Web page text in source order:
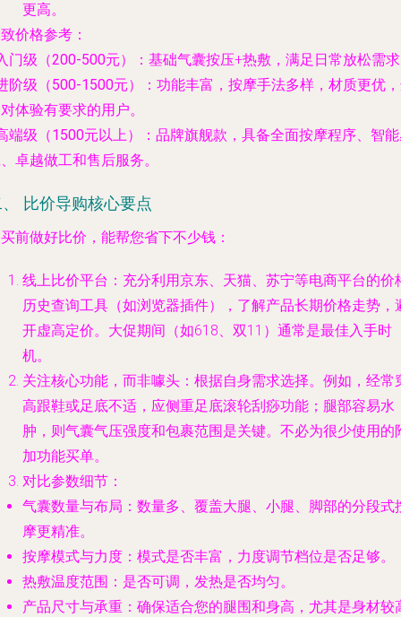
更高。
价格参考 ：
门级（200-500元）
：基础气囊按压+热敷，满足日常放松需
阶级（500-1500元）
：功能丰富，按摩手法多样，材质更优
体验有要求的用户。
端级（1500元以上）
：品牌旗舰款，具备全面按摩程序、智
卓越做工和售后服务。
比价导购核心要点
前做好比价，能帮您省下不少钱：
线上比价平台 ：充分利用京东、天猫、苏宁等电商平台的价
历史查询工具 （如浏览器插件），了解产品长期价格走势，
开虚高定价。大促期间（如618、双11）通常是最佳入手时
机。
关注核心功能，而非噱头 ：根据自身需求选择。例如，经常
高跟鞋或足底不适，应侧重足底滚轮刮痧功能 ；腿部容易水
肿，则气囊气压强度和包裹范围是关键。不必为很少使用的
加功能买单。
对比参数细节 ：
气囊数量与布局 ：数量多、覆盖大腿、小腿、脚部的分段式
摩更精准。
按摩模式与力度 ：模式是否丰富，力度调节档位是否足够。
热敷温度范围 ：是否可调，发热是否均匀。
产品尺寸与承重 ：确保适合您的腿围和身高，尤其是身材较